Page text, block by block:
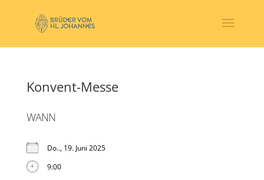
Konvent-Messe
WANN
Do.., 19. Juni 2025
9:00